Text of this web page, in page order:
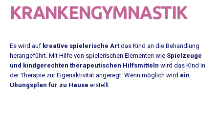
KRANKENGYMNASTIK
Es wird auf kreative spielerische Art das Kind an die Behandlung
herangeführt. Mit Hilfe von spielerischen Elementen wie Spielzeuge
und kindgerechten therapeutischen Hilfsmitteln wird das Kind in
der Therapie zur Eigenaktivität angeregt. Wenn möglich wird ein
Übungsplan für zu Hause erstellt.